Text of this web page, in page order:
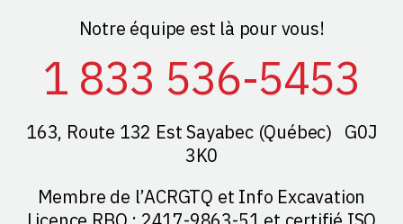
Notre équipe est là pour vous!
1 833 536-5453
163, Route 132 Est Sayabec (Québec) G0J
3K0
Membre de l’ACRGTQ et Info Excavation